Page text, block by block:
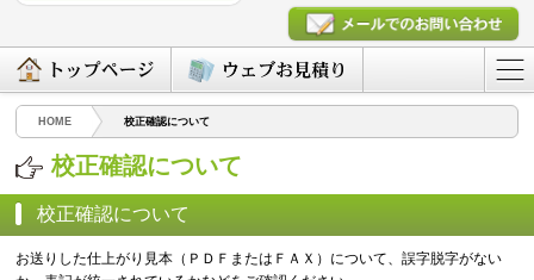
HOME 校正確認について
校正確認について
校正確認について
お送りした仕上がり見本（ＰＤＦまたはＦＡＸ）について、誤字脱字がない